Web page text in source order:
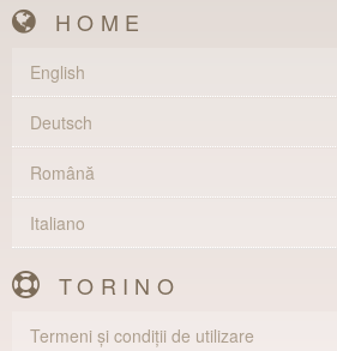
HOME
English
Deutsch
Română
Italiano
TORINO
Termeni și condiții de utilizare